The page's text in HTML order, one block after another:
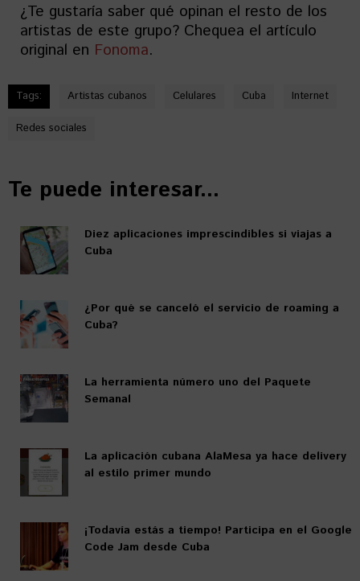
¿Te gustaría saber qué opinan el resto de los
artistas de este grupo? Chequea el artículo
original en Fonoma.
Tags: Artistas cubanos Celulares Cuba Internet
Redes sociales
Te puede interesar...
Diez aplicaciones imprescindibles si viajas a
Cuba
¿Por qué se canceló el servicio de roaming a
Cuba?
La herramienta número uno del Paquete
Semanal
La aplicación cubana AlaMesa ya hace delivery
al estilo primer mundo
¡Todavía estás a tiempo! Participa en el Google
Code Jam desde Cuba